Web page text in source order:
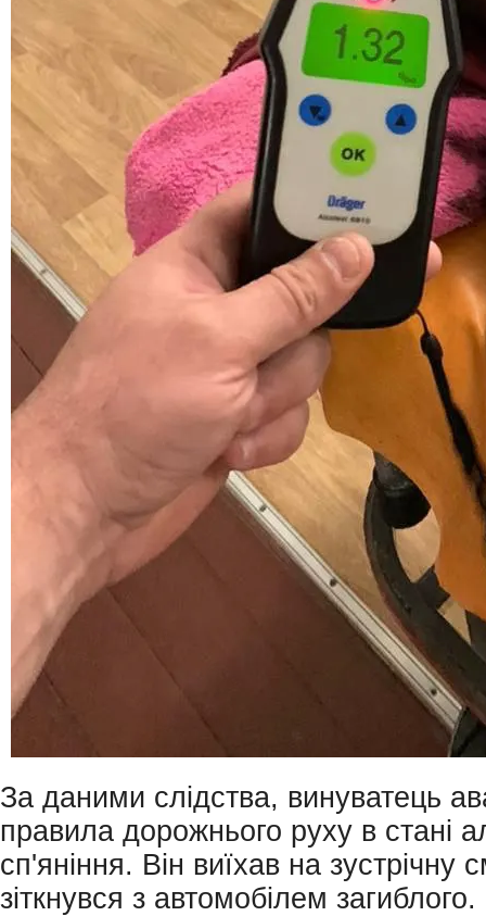
За даними слідства, винуватець
правила дорожнього руху в стані
сп'яніння. Він виїхав на зустрічну
зіткнувся з автомобілем загиблого.